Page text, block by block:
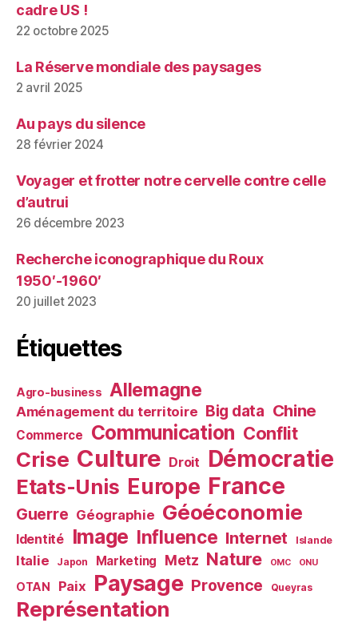
cadre US !
22 octobre 2025
La Réserve mondiale des paysages
2 avril 2025
Au pays du silence
28 février 2024
Voyager et frotter notre cervelle contre celle
d’autrui
26 décembre 2023
Recherche iconographique du Roux
1950′-1960′
20 juillet 2023
Étiquettes
Agro-business Allemagne
Aménagement du territoire Big data Chine
Commerce Communication Conflit
Crise Culture Droit Démocratie
Etats-Unis Europe France
Guerre Géographie Géoéconomie
Identité Image Influence Internet Islande
Italie Japon Marketing Metz Nature OMC ONU
OTAN Paix Paysage Provence Queyras
Représentation